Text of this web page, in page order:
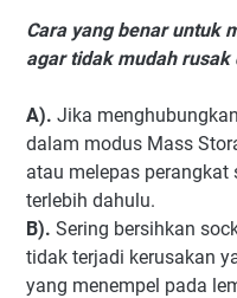
Cara yang benar untuk
agar tidak mudah rusak
A). Jika
dalam modus Mass
atau melepas perangkat
terlebih dahulu.
B). Sering bersihkan
tidak terjadi kerusakan
yang menempel pada